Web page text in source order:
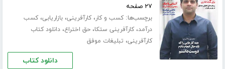
۲۷ صفحه
برچسب‌ها:کسب و کار،کارآفرینی،بازاریابی،کسب
درآمد،کارآفرینی ستکا،حق اختراع،دانلود کتاب
کارآفرینی، تبلیغات موفق
دانلود کتاب